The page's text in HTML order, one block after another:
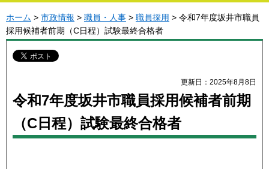
ホーム > 市政情報 > 職員・人事 > 職員採用 > 令和7年度坂井市職員
採用候補者前期（C日程）試験最終合格者
更新日：2025年8月8日
令和7年度坂井市職員採用候補者前期
（C日程）試験最終合格者